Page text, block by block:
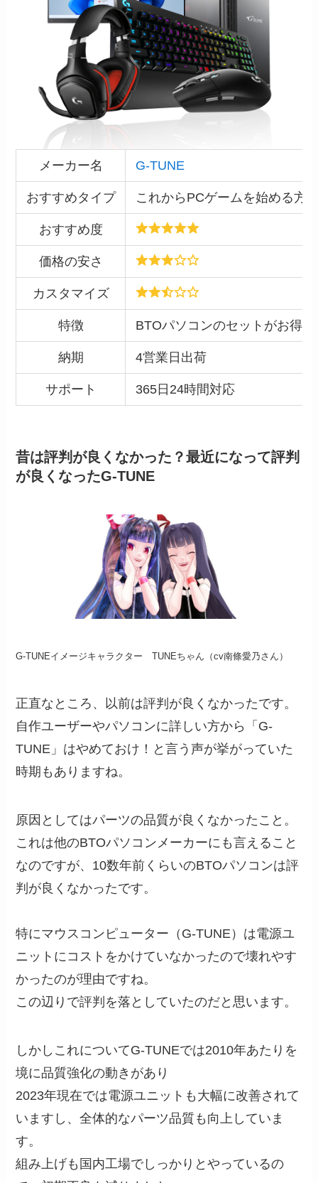
メーカー名 G-TUNE
おすすめタイプ これからPCゲームを始める方
おすすめ度
価格の安さ
カスタマイズ
特徴 BTOパソコンのセットがお得
納期 4営業日出荷
サポート 365日24時間対応
昔は評判が良くなかった？最近になって評判
が良くなったG-TUNE
G-TUNEイメージキャラクター TUNEちゃん（cv南條愛乃さん）
正直なところ、以前は評判が良くなかったです。
自作ユーザーやパソコンに詳しい方から「G-
TUNE」はやめておけ！と言う声が挙がっていた
時期もありますね。
原因としてはパーツの品質が良くなかったこと。
これは他のBTOパソコンメーカーにも言えること
なのですが、10数年前くらいのBTOパソコンは評
判が良くなかったです。
特にマウスコンピューター（G-TUNE）は電源ユ
ニットにコストをかけていなかったので壊れやす
かったのが理由ですね。
この辺りで評判を落としていたのだと思います。
しかしこれについてG-TUNEでは2010年あたりを
境に品質強化の動きがあり
2023年現在では電源ユニットも大幅に改善されて
いますし、全体的なパーツ品質も向上していま
す。
組み上げも国内工場でしっかりとやっているの